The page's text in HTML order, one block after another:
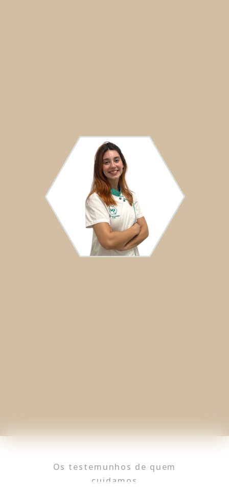
Os testemunhos de quem
cuidamos